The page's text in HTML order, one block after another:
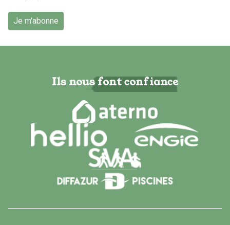
Je m'abonne
Ils nous font confiance